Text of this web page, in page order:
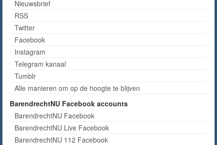
Nieuwsbrief
RSS
Twitter
Facebook
Instagram
Telegram kanaal
Tumblr
Alle manieren om op de hoogte te blijven
BarendrechtNU Facebook accounts
BarendrechtNU Facebook
BarendrechtNU Live Facebook
BarendrechtNU 112 Facebook